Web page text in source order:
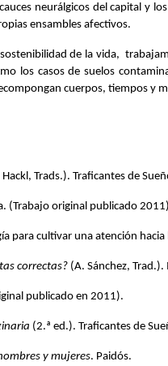
neurálgicos del capital y
ensambles afectivos.
de la vida,
los casos de suelos
cuerpos, tiempos y
Trads.). Traficantes de
(Trabajo original publicado
cultivar una atención
correctas? (A. Sánchez,
publicado en 2011).
(2.ª ed.). Traficantes de
y mujeres. Paidós.